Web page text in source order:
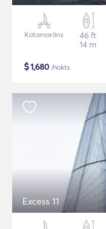
Katamarāns
46 ft
14 m
$1,680 /nakts
Excess 11